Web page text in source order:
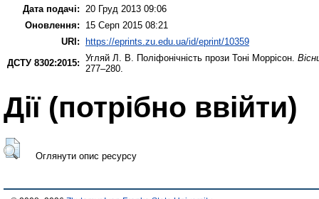
Дата подачі:
20 Груд 2013 09:06
Оновлення:
15 Серп 2015 08:21
URI: https://eprints.zu.edu.ua/id/eprint/10359
ДСТУ 8302:2015: Угляй Л. В. Поліфонічність прози Тоні Моррісон.
277–280.
Дії ​​(потрібно ввійти)
Оглянути опис ресурсу